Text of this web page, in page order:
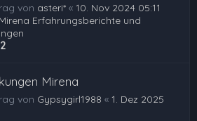
von asteri* « 10. Nov 2024 05:11
Mirena Erfahrungsberichte und
2
Mirena
von Gypsygirl1988 « 1. Dez 2025